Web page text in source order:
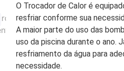
O Trocador de Calor é
resfriar conforme sua
A maior parte do uso das
uso da piscina durante o ano.
resfriamento da água para
necessidade.